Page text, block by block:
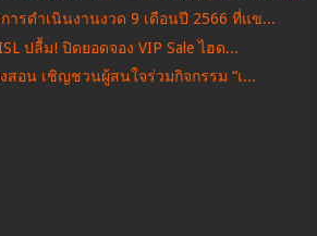
ารดำเนินงานงวด 9 เดือนปี 2566 ที่แข...
ปลื้ม! ปิดยอดจอง VIP Sale ไฮด...
สอน เชิญชวนผู้สนใจร่วมกิจกรรม “เ...